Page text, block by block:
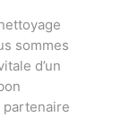
sommes
d’un
partenaire